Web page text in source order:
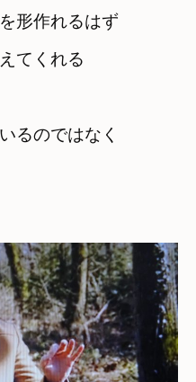
形作れるはず
てくれる
るのではなく